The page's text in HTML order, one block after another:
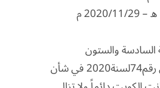
المذكرة الإيضاحية للقانون رقم74لسنة2020 في شأن